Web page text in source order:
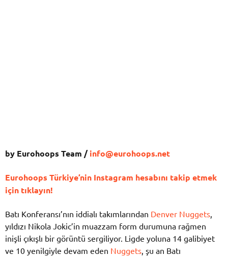
by Eurohoops Team /info@eurohoops.net
Eurohoops Türkiye’nin Instagram hesabını takip etmek
için tıklayın!
Batı Konferansı’nın iddialı takımlarından Denver Nuggets,
yıldızı Nikola Jokic’in muazzam form durumuna rağmen
inişli çıkışlı bir görüntü sergiliyor. Ligde yoluna 14 galibiyet
ve 10 yenilgiyle devam eden Nuggets, şu an Batı